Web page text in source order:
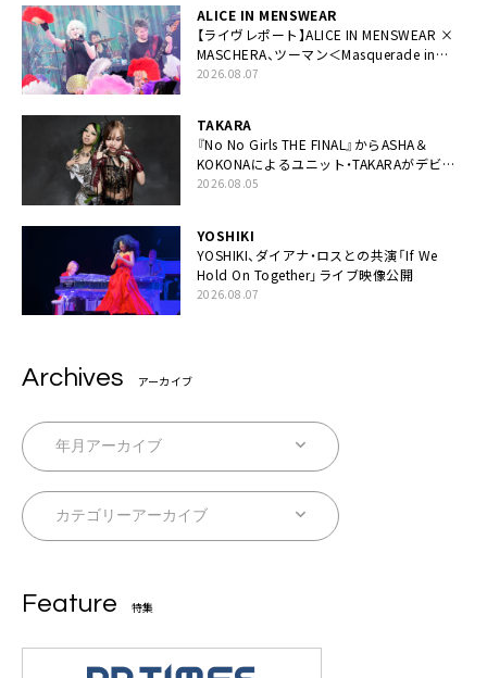
ALICE IN MENSWEAR
【ライヴレポート】ALICE IN MENSWEAR ×
MASCHERA、ツーマン＜Masquerade in
Wonderland＞に一夜限り豪華共演と14年
2026.08.07
TAKARA
『No No Girls THE FINAL』からASHA＆
KOKONAによるユニット・TAKARAがデビュ
ー
2026.08.05
YOSHIKI
YOSHIKI、ダイアナ・ロスとの共演「If We
Hold On Together」ライブ映像公開
2026.08.07
Archives アーカイブ
Feature 特集